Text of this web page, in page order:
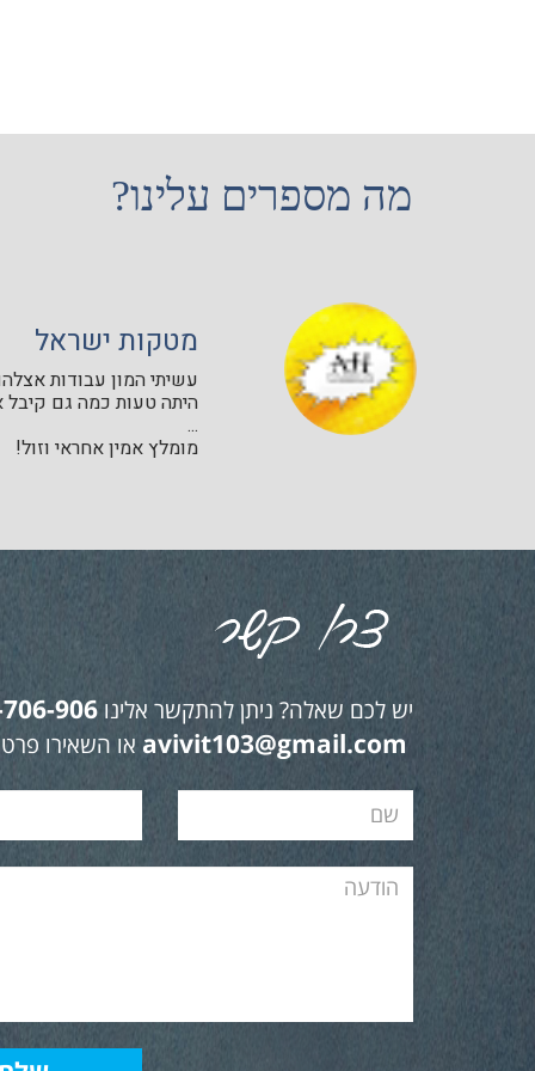
מה מספרים עלינו?
מטקות ישראל
עשיתי המון עבודות
היתה טעות כמה גם קיבל
...
מומלץ אמין אחראי וזול!
יש לכם שאלה? ניתן להתקשר אלינו 906
avivit103@gmail.com או השאירו